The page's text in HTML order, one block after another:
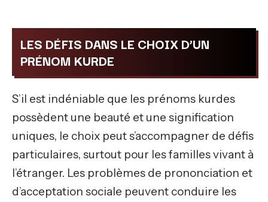
LES DÉFIS DANS LE CHOIX D’UN
PRÉNOM KURDE
S’il est indéniable que les prénoms kurdes
possèdent une beauté et une signification
uniques, le choix peut s’accompagner de défis
particulaires, surtout pour les familles vivant à
l’étranger. Les problèmes de prononciation et
d’acceptation sociale peuvent conduire les